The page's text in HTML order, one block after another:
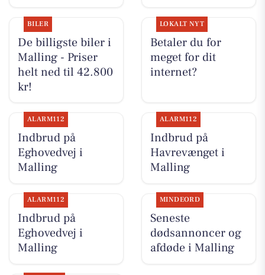
BILER
De billigste biler i
Malling - Priser
helt ned til 42.800
kr!
LOKALT NYT
Betaler du for
meget for dit
internet?
ALARM112
Indbrud på
Eghovedvej i
Malling
ALARM112
Indbrud på
Havrevænget i
Malling
ALARM112
Indbrud på
Eghovedvej i
Malling
MINDEORD
Seneste
dødsannoncer og
afdøde i Malling